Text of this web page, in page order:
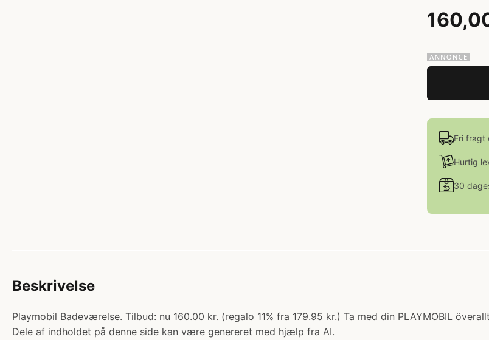
Fri fragt
Hurtig
30
Beskrivelse
Playmobil Badeværelse. Tilbud: nu 160.00 kr. (regalo 11% fra 179.95 kr.) Ta med din PLAYMOBIL
Dele af indholdet på denne side kan være genereret med hjælp fra AI.